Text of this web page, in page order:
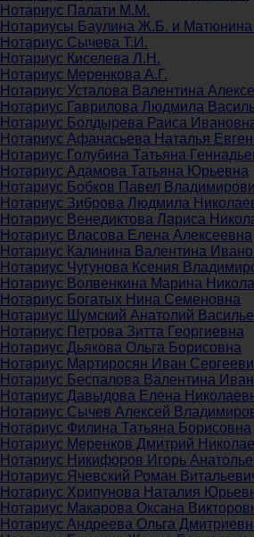
Нотариус Палати М.М.
Нотариусы Баулина Ж.Б. и Матюнина
Нотариус Сычева Т.И.
Нотариус Киселева Л.Н.
Нотариус Меренкова А.Г.
Нотариус Усталова Валентина
Нотариус Гаврилова Людмила
Нотариус Болдырева Раиса
Нотариус Афанасьева Наталья
Нотариус Голубина Татьяна
Нотариус Адамова Татьяна Юрьевна
Нотариус Бобков Павел
Нотариус Зиброва Людмила
Нотариус Венедиктова Лариса
Нотариус Власова Елена Алексеевна
Нотариус Калинина Валентина
Нотариус Чугунова Ксения
Нотариус Волвенкина Марина
Нотариус Богатых Нина Семеновна
Нотариус Шумский Анатолий
Нотариус Петрова Зитта Георгиевна
Нотариус Дьякова Ольга Борисовна
Нотариус Мартиросян Иван
Нотариус Беспалова Валентина
Нотариус Давыдова Елена
Нотариус Сычев Алексей
Нотариус Филина Татьяна Борисовна
Нотариус Меренков Дмитрий
Нотариус Никифоров Игорь
Нотариус Ячевский Роман
Нотариус Хрипунова Наталия
Нотариус Макарова Оксана
Нотариус Андреева Ольга